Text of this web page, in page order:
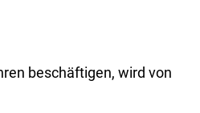
beschäftigen, wird von